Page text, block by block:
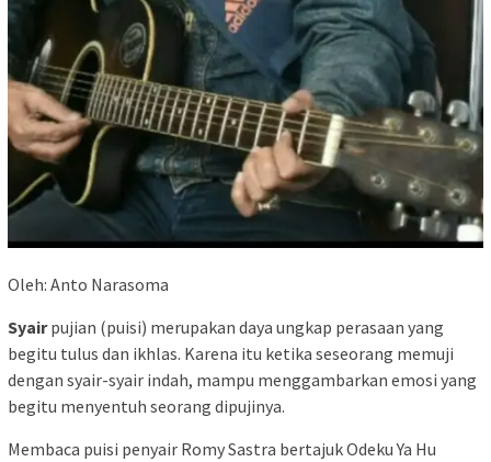
Oleh: Anto Narasoma
Syairpujian (puisi) merupakan daya ungkap perasaan yang
begitu tulus dan ikhlas. Karena itu ketika seseorang memuji
dengan syair-syair indah, mampu menggambarkan emosi yang
begitu menyentuh seorang dipujinya.
Membaca puisi penyair Romy Sastra bertajuk Odeku Ya Hu